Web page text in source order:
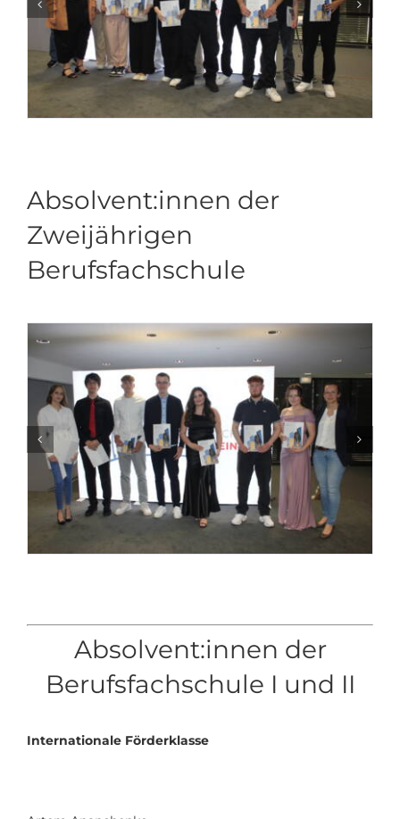
Absolvent:innen der
Zweijährigen
Berufsfachschule
Absolvent:innen der
Berufsfachschule I und II
Internationale Förderklasse